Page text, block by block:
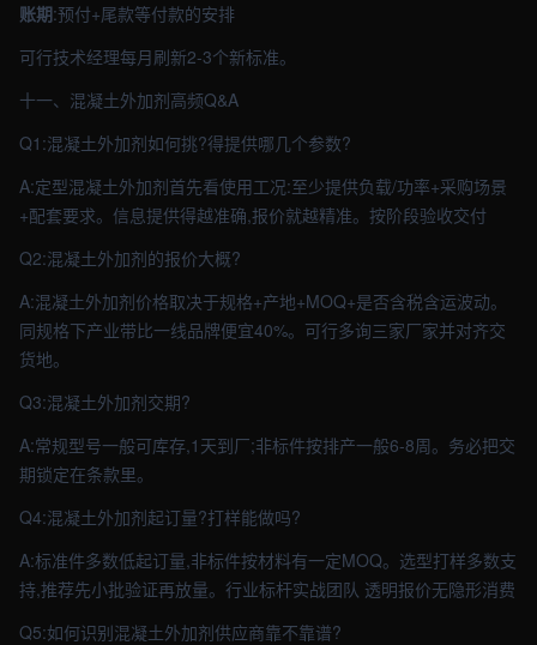
账期:预付+尾款等付款的安排
可行技术经理每月刷新2-3个新标准。
十一、混凝土外加剂高频Q&A
Q1:混凝土外加剂如何挑?得提供哪几个参数?
A:定型混凝土外加剂首先看使用工况:至少提供负载/功率+采购场景
+配套要求。信息提供得越准确,报价就越精准。按阶段验收交付
Q2:混凝土外加剂的报价大概?
A:混凝土外加剂价格取决于规格+产地+MOQ+是否含税含运波动。
同规格下产业带比一线品牌便宜40%。可行多询三家厂家并对齐交
货地。
Q3:混凝土外加剂交期?
A:常规型号一般可库存,1天到厂;非标件按排产一般6-8周。务必把交
期锁定在条款里。
Q4:混凝土外加剂起订量?打样能做吗?
A:标准件多数低起订量,非标件按材料有一定MOQ。选型打样多数支
持,推荐先小批验证再放量。行业标杆实战团队 透明报价无隐形消费
Q5:如何识别混凝土外加剂供应商靠不靠谱?